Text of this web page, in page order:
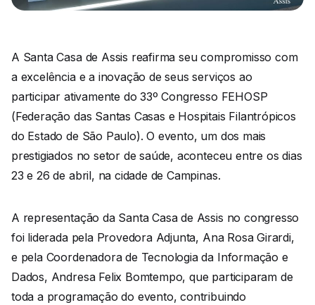
A Santa Casa de Assis reafirma seu compromisso com
a excelência e a inovação de seus serviços ao
participar ativamente do 33º Congresso FEHOSP
(Federação das Santas Casas e Hospitais Filantrópicos
do Estado de São Paulo). O evento, um dos mais
prestigiados no setor de saúde, aconteceu entre os dias
23 e 26 de abril, na cidade de Campinas.
A representação da Santa Casa de Assis no congresso
foi liderada pela Provedora Adjunta, Ana Rosa Girardi,
e pela Coordenadora de Tecnologia da Informação e
Dados, Andresa Felix Bomtempo, que participaram de
toda a programação do evento, contribuindo